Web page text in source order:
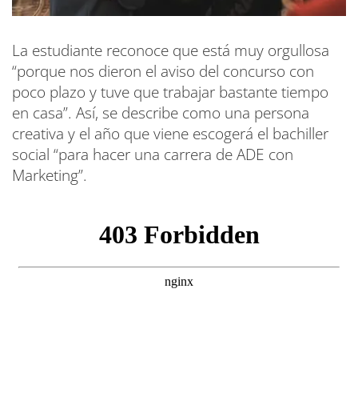
La estudiante reconoce que está muy orgullosa
“porque nos dieron el aviso del concurso con
poco plazo y tuve que trabajar bastante tiempo
en casa”. Así, se describe como una persona
creativa y el año que viene escogerá el bachiller
social “para hacer una carrera de ADE con
Marketing”.